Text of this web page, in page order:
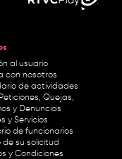
al usuario
con nosotros
de actividades
Quejas,
y Denuncias
y Servicios
de funcionarios
de su solicitud
y Condiciones